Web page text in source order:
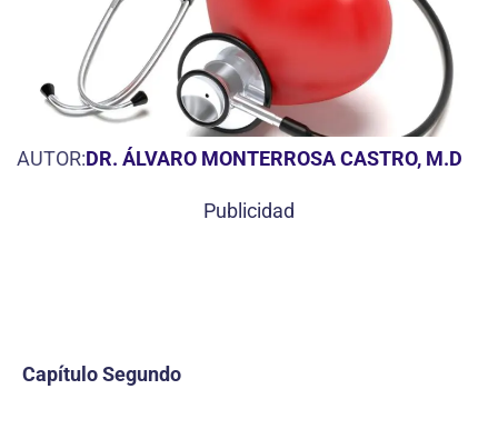
AUTOR:DR. ÁLVARO MONTERROSA CASTRO, M.D
Publicidad
Capítulo Segundo